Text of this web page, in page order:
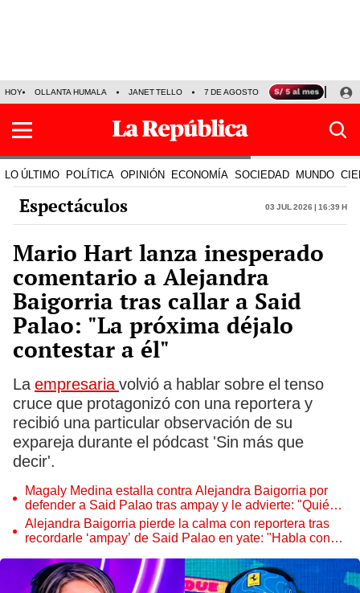
HOY OLLANTA HUMALA JANET TELLO 7 DE AGOSTO TINKA RESULTADOS
LO ÚLTIMO POLÍTICA OPINIÓN ECONOMÍA SOCIEDAD MUNDO
Espectáculos 03 Jul 2026 | 16:39 h
Mario Hart lanza inesperado
comentario a Alejandra
Baigorria tras callar a Said
Palao: "La próxima déjalo
contestar a él"
La empresariavolvió a hablar sobre el tenso
cruce que protagonizó con una reportera y
recibió una particular observación de su
expareja durante el pódcast 'Sin más que
decir'.
Magaly Medina estalla contra Alejandra Baigorria por
defender a Said Palao tras ampay y le advierte: "Quién
sabe qué hará él más adelante"
Alejandra Baigorria pierde la calma con reportera tras
recordarle ‘ampay’ de Said Palao en yate: "Habla con